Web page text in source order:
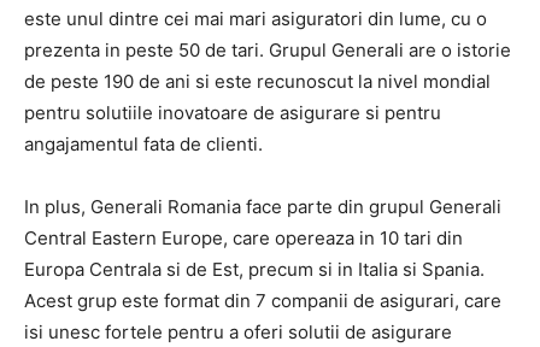
este unul dintre cei mai mari asiguratori din lume, cu o
prezenta in peste 50 de tari. Grupul Generali are o istorie
de peste 190 de ani si este recunoscut la nivel mondial
pentru solutiile inovatoare de asigurare si pentru
angajamentul fata de clienti.
In plus, Generali Romania face parte din grupul Generali
Central Eastern Europe, care opereaza in 10 tari din
Europa Centrala si de Est, precum si in Italia si Spania.
Acest grup este format din 7 companii de asigurari, care
isi unesc fortele pentru a oferi solutii de asigurare